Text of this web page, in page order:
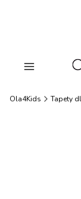
Ola4Kids Tapety